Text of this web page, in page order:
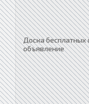
Доска
объявление